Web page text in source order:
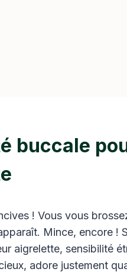
buccale
! Vous vous
Mince, encore !
aigrelette, sensibilité
adore justement